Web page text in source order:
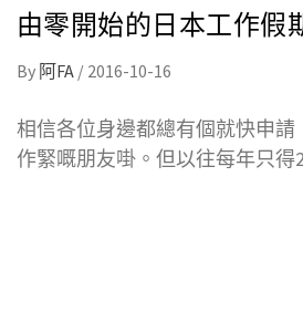
由零開始的日本工作假
By 阿FA / 2016-10-16
相信各位身邊都總有個就快申
作緊嘅朋友啩。但以往每年只得